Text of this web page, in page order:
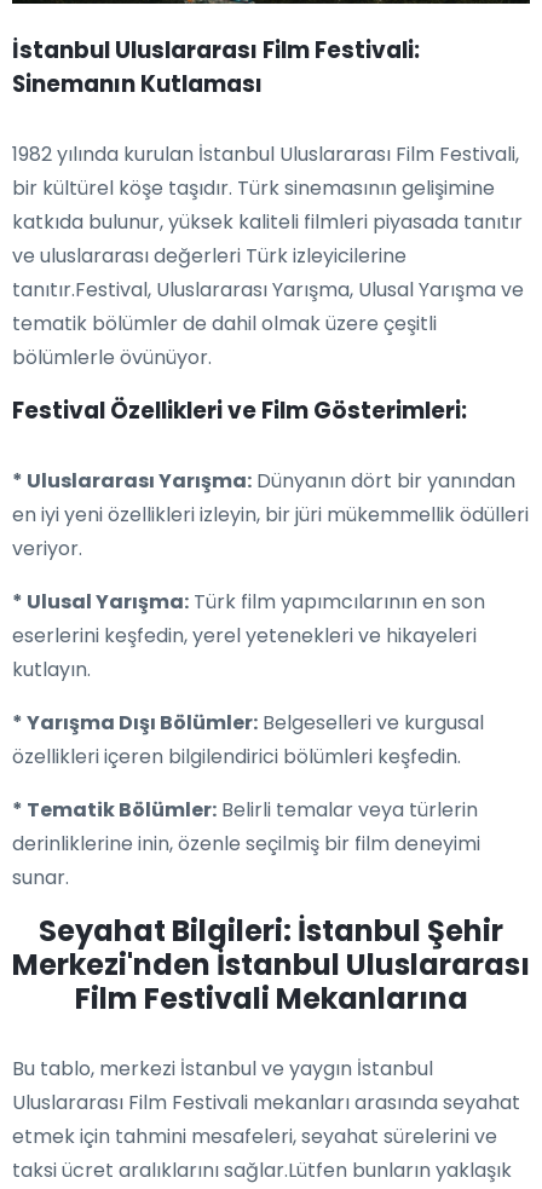
İstanbul Uluslararası Film Festivali:
Sinemanın Kutlaması
1982 yılında kurulan İstanbul Uluslararası Film Festivali,
bir kültürel köşe taşıdır. Türk sinemasının gelişimine
katkıda bulunur, yüksek kaliteli filmleri piyasada tanıtır
ve uluslararası değerleri Türk izleyicilerine
tanıtır.Festival, Uluslararası Yarışma, Ulusal Yarışma ve
tematik bölümler de dahil olmak üzere çeşitli
bölümlerle övünüyor.
Festival Özellikleri ve Film Gösterimleri:
* Uluslararası Yarışma: Dünyanın dört bir yanından
en iyi yeni özellikleri izleyin, bir jüri mükemmellik ödülleri
veriyor.
* Ulusal Yarışma: Türk film yapımcılarının en son
eserlerini keşfedin, yerel yetenekleri ve hikayeleri
kutlayın.
* Yarışma Dışı Bölümler: Belgeselleri ve kurgusal
özellikleri içeren bilgilendirici bölümleri keşfedin.
* Tematik Bölümler: Belirli temalar veya türlerin
derinliklerine inin, özenle seçilmiş bir film deneyimi
sunar.
Seyahat Bilgileri: İstanbul Şehir
Merkezi'nden İstanbul Uluslararası
Film Festivali Mekanlarına
Bu tablo, merkezi İstanbul ve yaygın İstanbul
Uluslararası Film Festivali mekanları arasında seyahat
etmek için tahmini mesafeleri, seyahat sürelerini ve
taksi ücret aralıklarını sağlar.Lütfen bunların yaklaşık